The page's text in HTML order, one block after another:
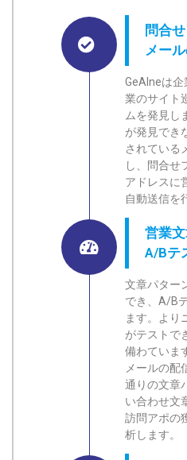
問合
メー
GeAIneは企
業のサイト
ムを発見し
が発見でき
されている
し、問合せ
アドレスに
自動送信を
営業
A/Bテ
文章パター
でき、A/B
ます。より
がテストで
備わていま
メールの配
通りの文章
い合わせ文
訪問アポの
析します。